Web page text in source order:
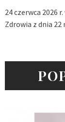
24 czerwca 2026
Zdrowia z dnia 22